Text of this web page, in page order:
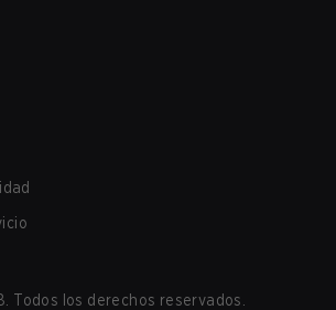
Todos los derechos reservados.